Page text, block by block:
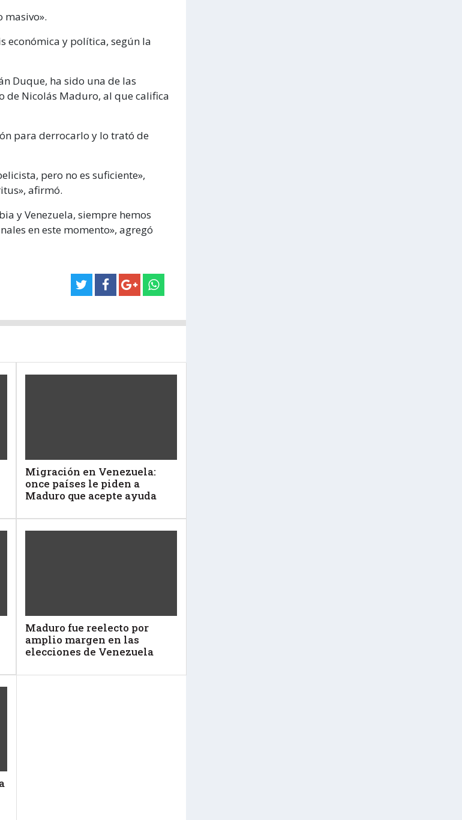
masivo».
económica y política, según la
Duque, ha sido una de las
de Nicolás Maduro, al que califica
para derrocarlo y lo trató de
pero no es suficiente»,
afirmó.
y Venezuela, siempre hemos
en este momento», agregó
Migración en Venezuela:
once países le piden a
Maduro que acepte ayuda
Maduro fue reelecto por
amplio margen en las
elecciones de Venezuela